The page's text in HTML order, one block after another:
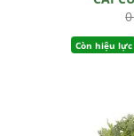
Còn hiệu lực